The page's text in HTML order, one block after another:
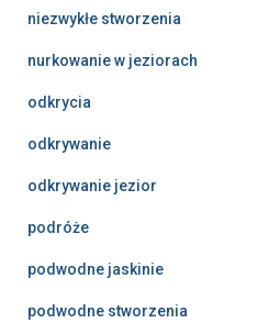
niezwykłe stworzenia
nurkowanie w jeziorach
odkrycia
odkrywanie
odkrywanie jezior
podróże
podwodne jaskinie
podwodne stworzenia